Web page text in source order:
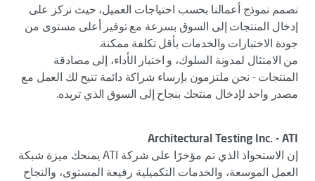
نصمم نموذج أعمالنا بحسب احتياجات العميل، حيث نركز على
إدخال المنتجات إلى السوق بسرعة مع توفير أعلى مستوى من
جودة الاختبارات والخدمات بأقل تكلفة ممكنة.
من الامتثال لمدونة السلوك، و اختبار الأداء، إلى مصادقة
المنتجات - نحن ملتزمون بإرساء شراكة دائمة تتيح لك العمل مع
مصدر واحد لإدخال منتجك بنجاح إلى السوق الذي تريده.
Architectural Testing Inc. - ATI
إن الاستحواذ الذي تم مؤخرًا على شركة ATI يمنحك ميزة شبكة
العمل الموسعة، والخدمات التكميلية رفيعة المستوى، والنجاح